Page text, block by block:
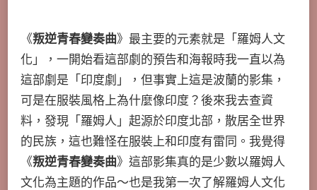
《叛逆青春變奏曲》最主要的元素就是「羅姆人文
化」，一開始看這部劇的預告和海報時我一直以為
這部劇是「印度劇」，但事實上這是波蘭的影集，
可是在服裝風格上為什麼像印度？後來我去查資
料，發現「羅姆人」起源於印度北部，散居全世界
的民族，這也難怪在服裝上和印度有雷同。我覺得
《叛逆青春變奏曲》這部影集真的是少數以羅姆人
文化為主題的作品～也是我第一次了解羅姆人文化